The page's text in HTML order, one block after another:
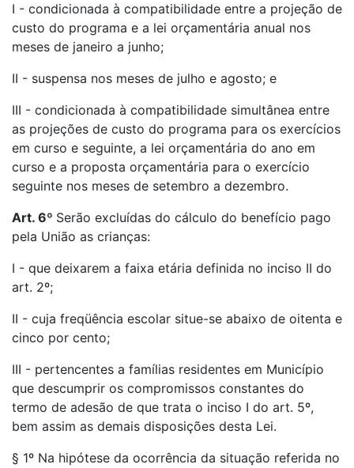
I - condicionada à compatibilidade entre a projeção de
custo do programa e a lei orçamentária anual nos
meses de janeiro a junho;
II - suspensa nos meses de julho e agosto; e
III - condicionada à compatibilidade simultânea entre
as projeções de custo do programa para os exercícios
em curso e seguinte, a lei orçamentária do ano em
curso e a proposta orçamentária para o exercício
seguinte nos meses de setembro a dezembro.
Art. 6º Serão excluídas do cálculo do benefício pago
pela União as crianças:
I - que deixarem a faixa etária definida no inciso II do
art. 2º;
II - cuja freqüência escolar situe-se abaixo de oitenta e
cinco por cento;
III - pertencentes a famílias residentes em Município
que descumprir os compromissos constantes do
termo de adesão de que trata o inciso I do art. 5º,
bem assim as demais disposições desta Lei.
§ 1º Na hipótese da ocorrência da situação referida no